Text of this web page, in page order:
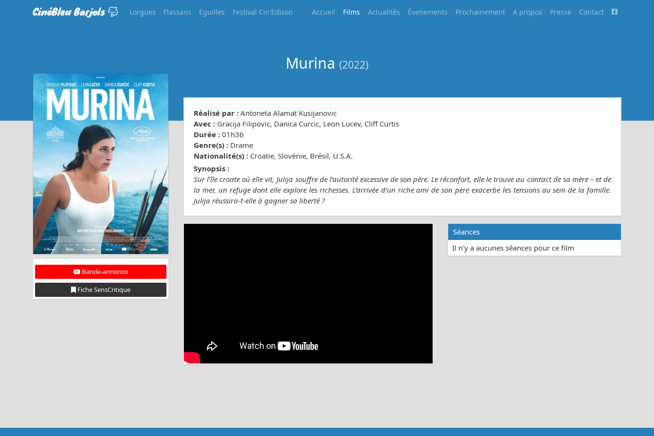
CinéBleu Barjols Lorgues Flassans Eguilles Festival Cin'Edison Accueil Films Actualités Évenements Prochainement A propos Presse Contact
Murina (2022)
Bande-annonce
Fiche SensCritique
Réalisé par : Antoneta Alamat Kusijanovic
Avec : Gracija Filipovic, Danica Curcic, Leon Lucev, Cliff Curtis
Durée : 01h36
Genre(s) : Drame
Nationalité(s) : Croatie, Slovénie, Brésil, U.S.A.
Synopsis :
Sur l’île croate où elle vit, Julija souffre de l’autorité excessive de son père. Le réconfort, elle le trouve au contact de sa mère – et de
la mer, un refuge dont elle explore les richesses. L’arrivée d’un riche ami de son père exacerbe les tensions au sein de la famille.
Julija réussira-t-elle à gagner sa liberté ?
Séances
Il n'y a aucunes séances pour ce film